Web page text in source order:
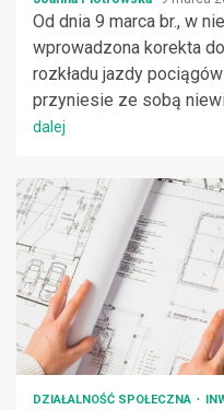
Od dnia 9 marca br., w
wprowadzona korekta
rozkładu jazdy
przyniesie ze sobą
dalej
DZIAŁALNOŚĆ SPOŁECZNA